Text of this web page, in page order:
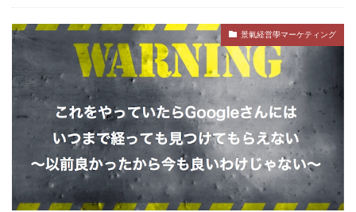
景氣経営學マーケティング